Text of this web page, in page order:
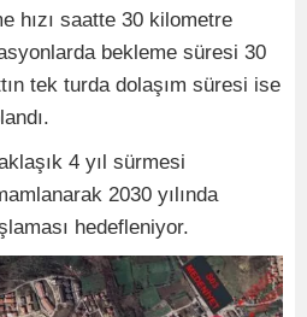
hızı saatte 30 kilometre
bekleme süresi 30
tek turda dolaşım süresi ise
4 yıl sürmesi
2030 yılında
hedefleniyor.